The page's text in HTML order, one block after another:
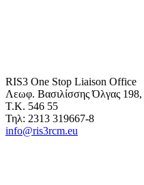
RIS3 One Stop Liaison Office
Λεωφ. Βασιλίσσης Όλγας
Τ.Κ. 546 55
Τηλ: 2313 319667-8
info@ris3rcm.eu